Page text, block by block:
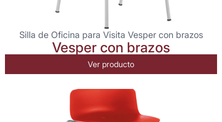
Silla de Oficina para Visita Vesper con brazos
Vesper con brazos
Ver producto